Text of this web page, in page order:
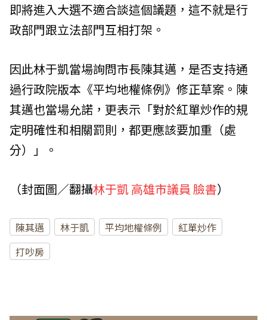
即將進入大選不適合談這個議題，這不就是行
政部門跟立法部門互相打架。
因此林于凱當場詢問市長陳其邁，是否支持通
過行政院版本《平均地權條例》修正草案。陳
其邁也當場允諾，更表示「對於紅單炒作的規
定明確性和相關罰則，都更應該要加重（處
分）」。
（封面圖／翻攝林于凱 高雄市議員 臉書）
陳其邁 林于凱 平均地權條例
紅單炒作
打吵房